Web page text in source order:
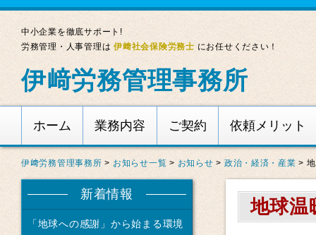
中小企業を徹底サポート!
労務管理・人事管理は伊﨑社会保険労務士 にお任せください！
伊﨑労務管理事務所
ホーム 業務内容 ご契約 依頼メリット
伊﨑労務管理事務所 > お知らせ一覧 > お知らせ > 政治・経済・産業 >
地球温
新着情報
「地球への感謝」から始まる環境